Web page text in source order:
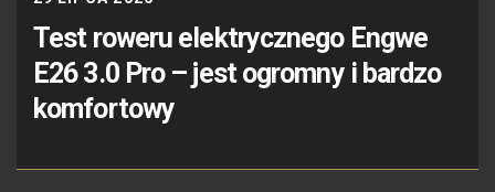
Test roweru elektrycznego Engwe
E26 3.0 Pro – jest ogromny i bardzo
komfortowy